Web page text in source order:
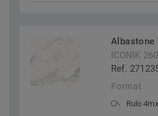
Albastone
ICONIK 260
Ref.
Format
Rulo